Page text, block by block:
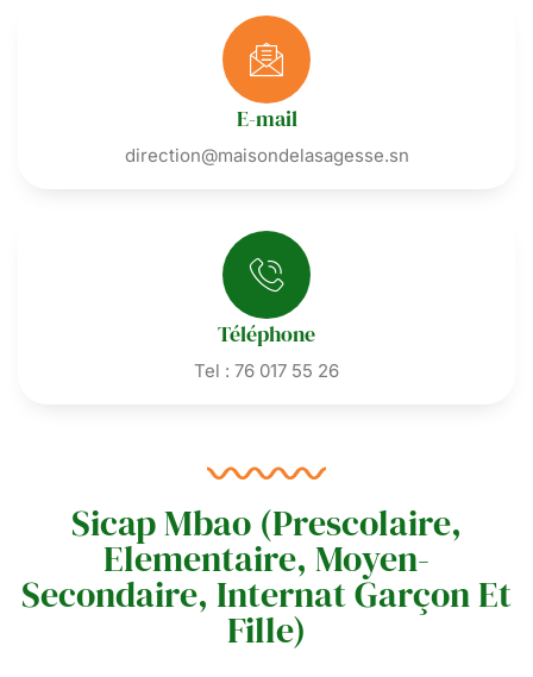
Sicap Mbao (Prescolaire,
Elementaire, Moyen-
Secondaire, Internat Garçon Et
Fille)
E-mail
direction@maisondelasagesse.sn
Téléphone
Tel : 76 017 55 26